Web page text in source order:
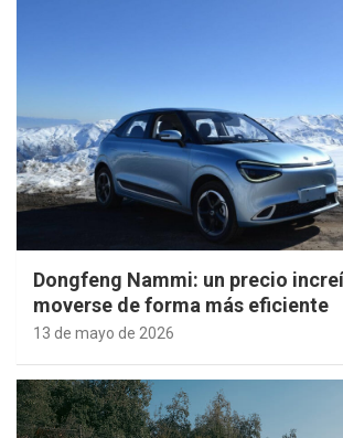
Dongfeng Nammi: un precio
moverse de forma más eficiente
13 de mayo de 2026